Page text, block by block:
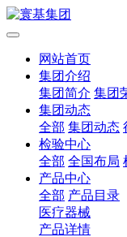
网站首页
集团介绍
集团简介 集团
集团动态
全部 集团动态
检验中心
全部 全国布局
产品中心
全部 产品目录
医疗器械
产品详情